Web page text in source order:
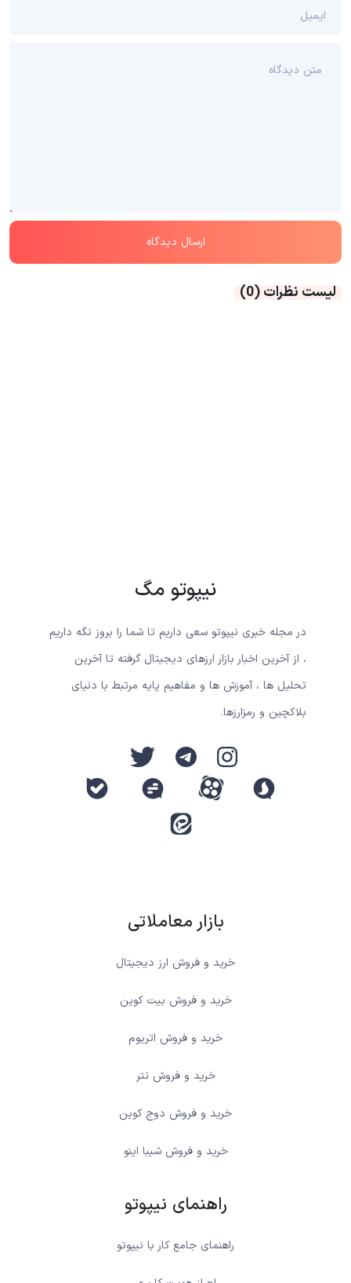
لیست نظرات(0)
نیپوتو مگ
در مجله خبری نیپوتو سعی داریم تا شما را بروز نگه داریم
، از آخرین اخبار بازار ارزهای دیجیتال گرفته تا آخرین
تحلیل ها ، آموزش ها و مفاهیم پایه مرتبط با دنیای
بلاکچین و رمزارزها.
بازار معاملاتی
خرید و فروش ارز دیجیتال
خرید و فروش بیت کوین
خرید و فروش اتریوم
خرید و فروش تتر
خرید و فروش دوج کوین
خرید و فروش شیبا اینو
راهنمای نیپوتو
راهنمای جامع کار با نیپوتو